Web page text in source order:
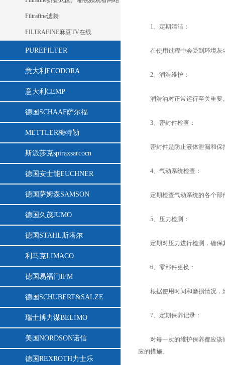
麻豆
Filtrafine滤袋
FILTRAFINE麻豆TV在线
PUREFILTER
意大利ECODORA
意大利CEMP
德国SCHAAF萨尔福
METTLER梅特勒
斯派莎克spiraxsarcocn
德国安士能EUCHNER
德国萨姆森SAMSON
德国久茂JUMO
德国STAHL斯塔尔
利马克LIMACO
德国易福门IFM
德国SCHUBERT&SALZE
瑞士搏力谋BELIMO
美国NORDSON诺信
德国REXROTH力士乐
1、定期清洁：
在使用过程中会受到环境灰尘、
2、润滑维护：
润滑油对正常运行至关重要
3、密封件检查：
密封件是防止液体泄漏和保持压
4、气动系统检查：
定期检查气动系统的各个部件
5、压力检测：
定期对压力进行检测，确保
6、零部件更换：
根据使用时间和磨损情况，定
7、定期保养记录：
对每一次的维护保养都应该做好
应的措施。